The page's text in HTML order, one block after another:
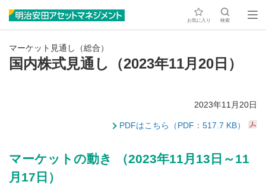
お気に入り 検索
マーケット見通し（総合）
国内株式見通し（2023年11月20日）
2023年11月20日
PDFはこちら（PDF：517.7 KB）
マーケットの動き （2023年11月13日～11
月17日）